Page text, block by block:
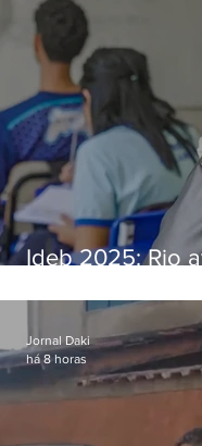
Ideb 2025: Rio
nacional
Jornal Daki
há 8 horas